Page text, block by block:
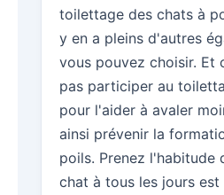
toilettage des chats à
y en a pleins d'autres
vous pouvez choisir. Et
pas participer au
pour l'aider à avaler
ainsi prévenir la
poils. Prenez l'habitude
chat à tous les jours est